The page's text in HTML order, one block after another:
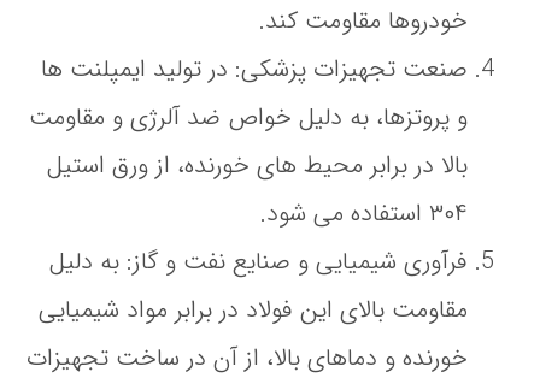
خودروها مقاومت کند.
صنعت تجهیزات پزشکی: در تولید ایمپلنت‌ ها
و پروتزها، به دلیل خواص ضد آلرژی و مقاومت
بالا در برابر محیط‌ های خورنده، از ورق استیل
۳۰۴ استفاده می‌ شود.
فرآوری شیمیایی و صنایع نفت و گاز: به دلیل
مقاومت بالای این فولاد در برابر مواد شیمیایی
خورنده و دماهای بالا، از آن در ساخت تجهیزات